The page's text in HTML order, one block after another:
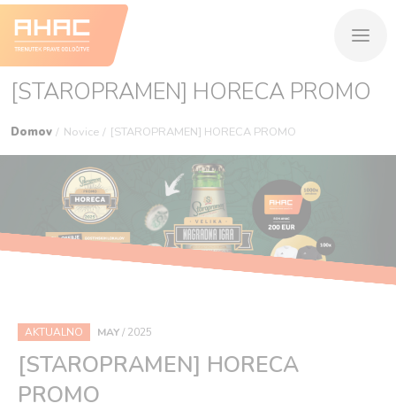
[STAROPRAMEN] HORECA PROMO
Domov Novice [STAROPRAMEN] HORECA PROMO
AKTUALNO MAY/2025
[STAROPRAMEN] HORECA
PROMO